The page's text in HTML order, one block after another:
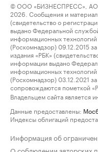
© ООО «БИЗНЕСПРЕСС»,
2026. Сообщения и
(свидетельство о
выдано Федеральной
информационных
(Роскомнадзор) 09.12.2015
издания «РБК»
информации выдано
информационных
(Роскомнадзор) 03.12.2021
сопровождаются пометкой
Владельцем сайта является
Данные предоставлены:
Индексы облигаций
Информация об
О соблюдении авторских